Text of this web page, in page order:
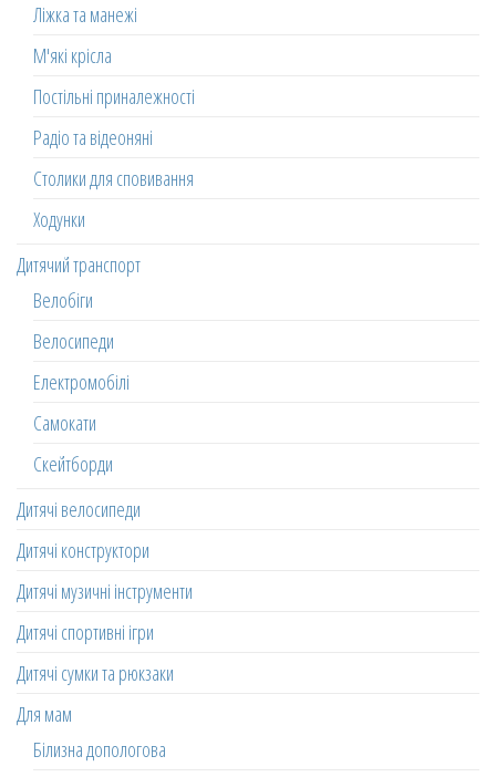
Ліжка та манежі
М'які крісла
Постільні приналежності
Радіо та відеоняні
Столики для сповивання
Ходунки
Дитячий транспорт
Велобіги
Велосипеди
Електромобілі
Самокати
Скейтборди
Дитячі велосипеди
Дитячі конструктори
Дитячі музичні інструменти
Дитячі спортивні ігри
Дитячі сумки та рюкзаки
Для мам
Білизна допологова